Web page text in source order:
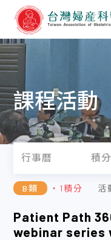
課程活動
行事曆 積
B類 ・1積分 活
Patient Path
webinar series